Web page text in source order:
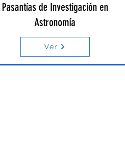
Pasantías de Investigación en
Astronomía
Ver